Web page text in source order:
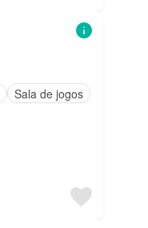
Sala de jogos